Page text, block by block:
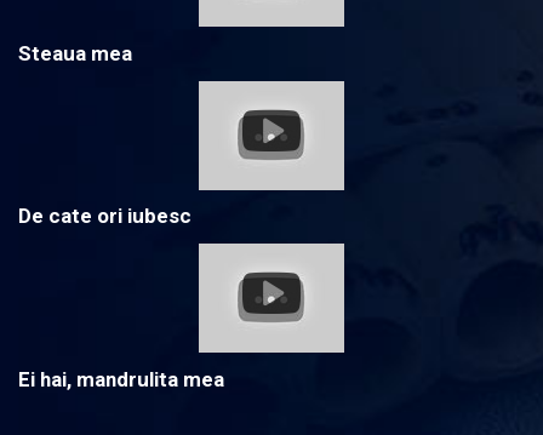
Steaua mea
De cate ori iubesc
Ei hai, mandrulita mea